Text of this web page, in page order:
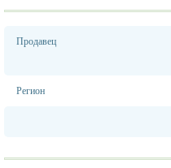
Продавец
Регион